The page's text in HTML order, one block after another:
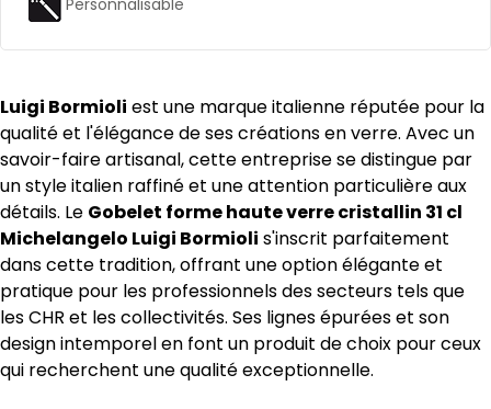
Luigi Bormioli est une marque italienne réputée pour la
qualité et l'élégance de ses créations en verre. Avec un
savoir-faire artisanal, cette entreprise se distingue par
un style italien raffiné et une attention particulière aux
détails. Le Gobelet forme haute verre cristallin 31 cl
Michelangelo Luigi Bormioli s'inscrit parfaitement
dans cette tradition, offrant une option élégante et
pratique pour les professionnels des secteurs tels que
les CHR et les collectivités. Ses lignes épurées et son
design intemporel en font un produit de choix pour ceux
qui recherchent une qualité exceptionnelle.